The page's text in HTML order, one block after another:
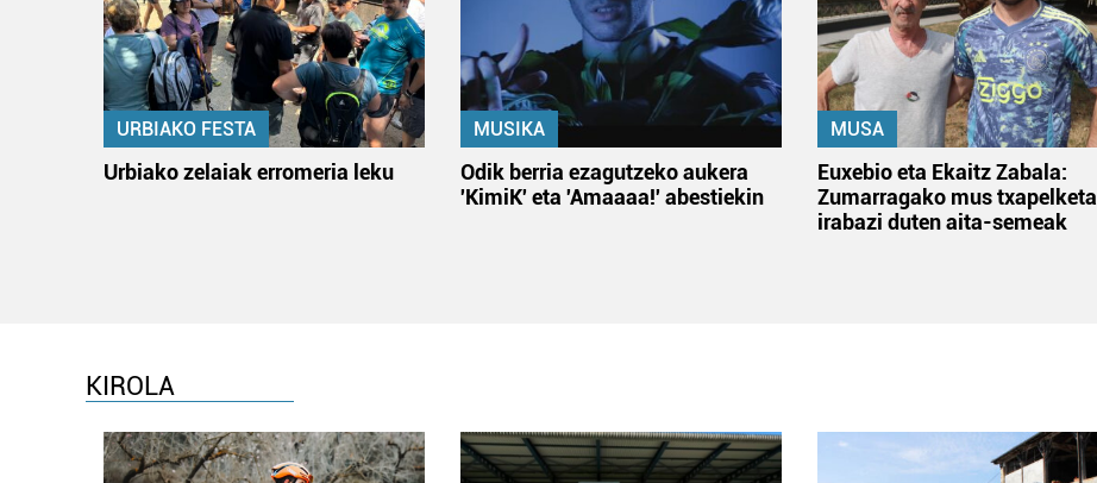
URBIAKO FESTA
Urbiako zelaiak erromeria leku
MUSIKA
Odik berria ezagutzeko aukera
'KimiK' eta 'Amaaaa!' abestiekin
MUSA
Euxebio eta Ekaitz Zabala:
Zumarragako mus txapelketa
irabazi duten aita-semeak
KIROLA